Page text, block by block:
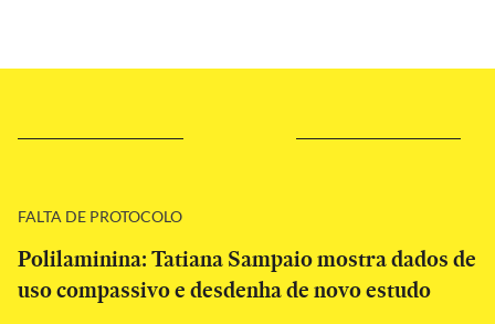
FALTA DE PROTOCOLO
Polilaminina: Tatiana Sampaio mostra dados de
uso compassivo e desdenha de novo estudo